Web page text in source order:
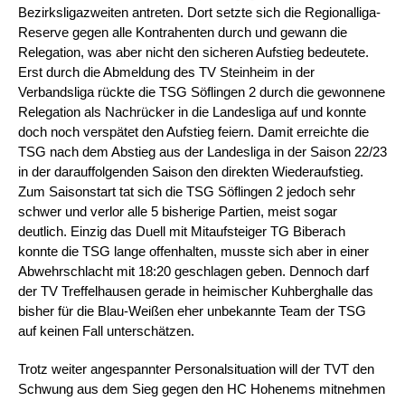
Bezirksligazweiten antreten. Dort setzte sich die Regionalliga-
Reserve gegen alle Kontrahenten durch und gewann die
Relegation, was aber nicht den sicheren Aufstieg bedeutete.
Erst durch die Abmeldung des TV Steinheim in der
Verbandsliga rückte die TSG Söflingen 2 durch die gewonnene
Relegation als Nachrücker in die Landesliga auf und konnte
doch noch verspätet den Aufstieg feiern. Damit erreichte die
TSG nach dem Abstieg aus der Landesliga in der Saison 22/23
in der darauffolgenden Saison den direkten Wiederaufstieg.
Zum Saisonstart tat sich die TSG Söflingen 2 jedoch sehr
schwer und verlor alle 5 bisherige Partien, meist sogar
deutlich. Einzig das Duell mit Mitaufsteiger TG Biberach
konnte die TSG lange offenhalten, musste sich aber in einer
Abwehrschlacht mit 18:20 geschlagen geben. Dennoch darf
der TV Treffelhausen gerade in heimischer Kuhberghalle das
bisher für die Blau-Weißen eher unbekannte Team der TSG
auf keinen Fall unterschätzen.
Trotz weiter angespannter Personalsituation will der TVT den
Schwung aus dem Sieg gegen den HC Hohenems mitnehmen